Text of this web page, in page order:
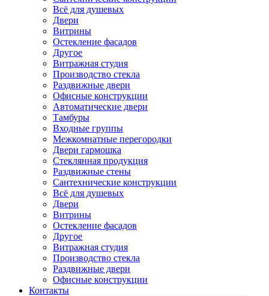
Всё для душевых
Двери
Витрины
Остекление фасадов
Другое
Витражная студия
Производство стекла
Раздвижные двери
Офисные конструкции
Автоматические двери
Тамбуры
Входные группы
Межкомнатные перегородки
Двери гармошка
Стеклянная продукция
Раздвижные стены
Сантехнические конструкции
Всё для душевых
Двери
Витрины
Остекление фасадов
Другое
Витражная студия
Производство стекла
Раздвижные двери
Офисные конструкции
Контакты